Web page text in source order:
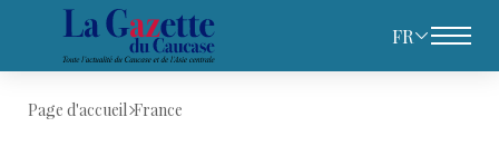
FR
Page d'accueil France